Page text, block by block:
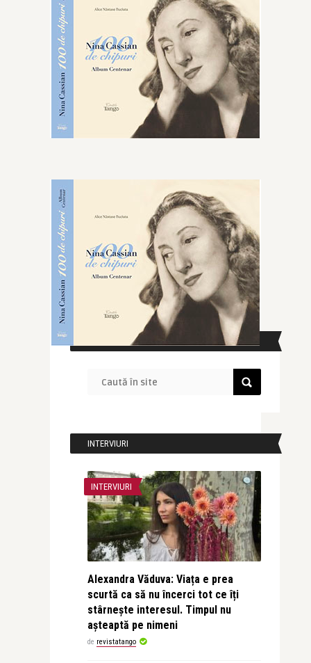
CAUTĂ ÎN SITE
INTERVIURI
INTERVIURI
Alexandra Văduva: Viața e prea
scurtă ca să nu încerci tot ce îți
stârnește interesul. Timpul nu
așteaptă pe nimeni
de revistatango